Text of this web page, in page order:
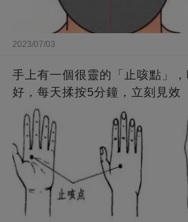
2023/07/03
手上有一個很靈的「止咳點」
好，每天揉按5分鐘，立刻見效